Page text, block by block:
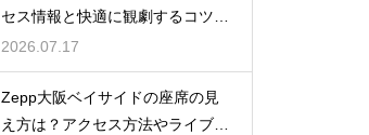
セス情報と快適に観劇するコツを
事前にチェック
2026.07.17
Zepp大阪ベイサイドの座席の見
え方は？アクセス方法やライブを